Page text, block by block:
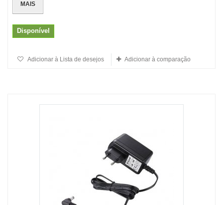
MAIS
Disponível
Adicionar à Lista de desejos Adicionar à comparação